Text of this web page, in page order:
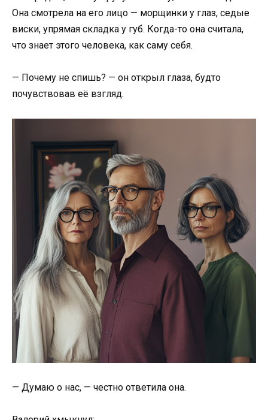
Она смотрела на его лицо — морщинки у глаз, седые
виски, упрямая складка у губ. Когда-то она считала,
что знает этого человека, как саму себя.
— Почему не спишь? — он открыл глаза, будто
почувствовав её взгляд.
— Думаю о нас, — честно ответила она.